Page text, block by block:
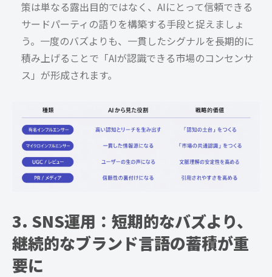
策は単なる露出目的ではなく、AIにとって信頼できる
サードパーティの語りを構築する手段と捉えましょ
う。一度のバズよりも、一貫したシグナルを長期的に
積み上げることで「AIが認識できる市場のコンセンサ
ス」が形成されます。
3. SNS運用：短期的なバズより、
継続的なブランド言語の蓄積が重
要に